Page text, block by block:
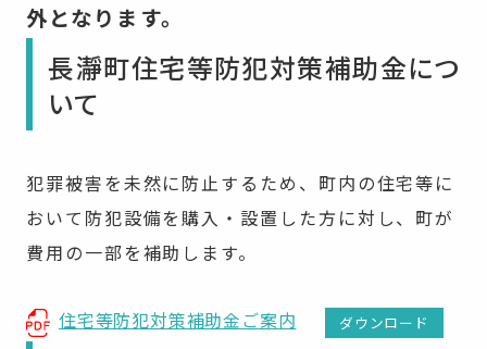
外となります。
長瀞町住宅等防犯対策補助金につ
いて
犯罪被害を未然に防止するため、町内の住宅等に
おいて防犯設備を購入・設置した方に対し、町が
費用の一部を補助します。
住宅等防犯対策補助金ご案内 ダウンロード